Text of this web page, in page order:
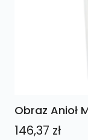
Obraz Anioł
146,37 zł